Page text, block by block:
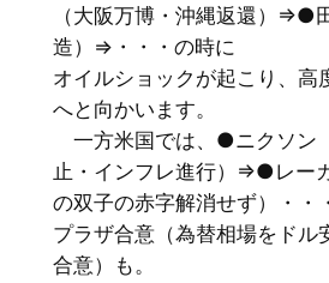
（大阪万博・沖縄返還）⇒●
造）⇒・・・の時に
オイルショックが起こり、高
へと向かいます。
一方米国では、●ニクソン
止・インフレ進行）⇒●レー
の双子の赤字解消せず）・・
プラザ合意（為替相場をドル
合意）も。